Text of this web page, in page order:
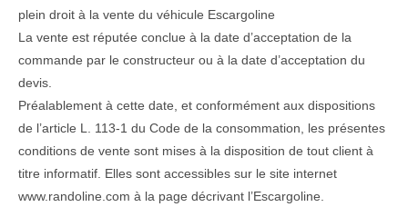
plein droit à la vente du véhicule Escargoline
La vente est réputée conclue à la date d’acceptation de la
commande par le constructeur ou à la date d’acceptation du
devis.
Préalablement à cette date, et conformément aux dispositions
de l’article L. 113-1 du Code de la consommation, les présentes
conditions de vente sont mises à la disposition de tout client à
titre informatif. Elles sont accessibles sur le site internet
www.randoline.com à la page décrivant l’Escargoline.